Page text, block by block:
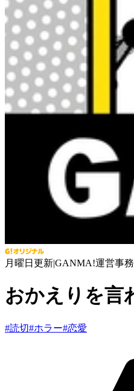
月曜日更新|GANMA!運営事
おかえりを言
#読切#ホラー#恋愛